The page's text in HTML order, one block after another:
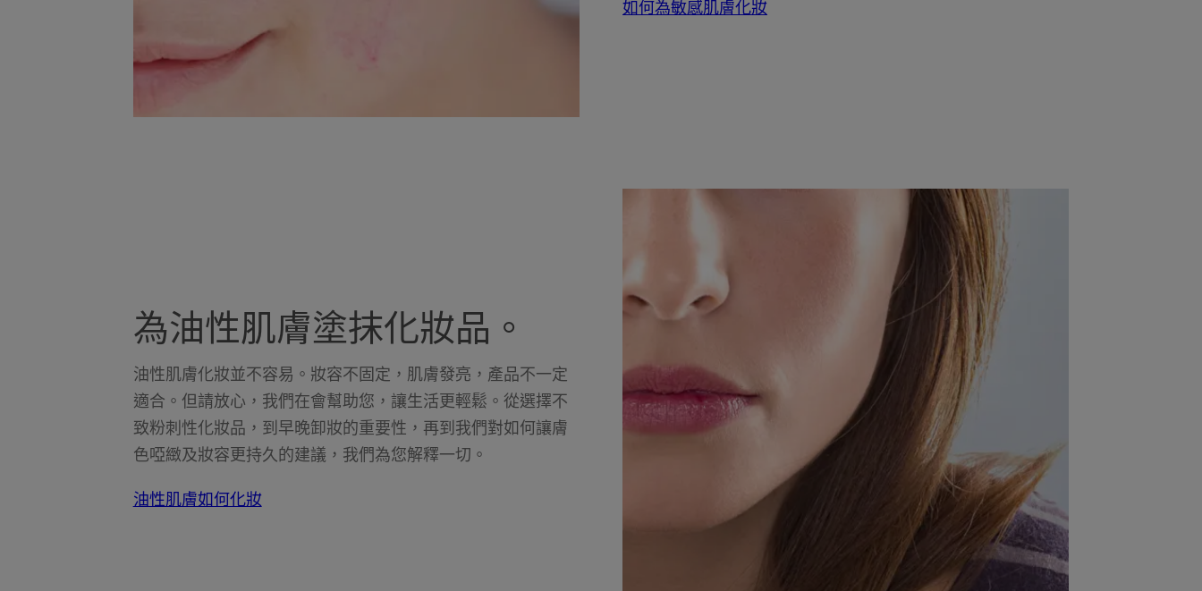
如何為敏感肌膚化妝
為油性肌膚塗抹化妝品。
油性肌膚化妝並不容易。妝容不固定，肌膚發亮，產品不一定
適合。但請放心，我們在會幫助您，讓生活更輕鬆。從選擇不
致粉刺性化妝品，到早晚卸妝的重要性，再到我們對如何讓膚
色啞緻及妝容更持久的建議，我們為您解釋一切。
油性肌膚如何化妝